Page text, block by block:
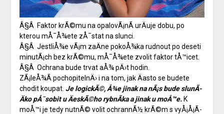
Â§Â Faktor krÃ©mu na opalovÃ¡nÃ­ urÄuje dobu, po
kterou mÅ¯Å¾ete zÅ¯stat na slunci.
Â§Â JestliÅ¾e vÃ¡m zaÄne pokoÅ¾ka rudnout po deseti
minutÃ¡ch bez krÃ©mu, mÅ¯Å¾ete zvolit faktor tÅ™icet.
Â§Â Ochrana bude trvat aÅ¾ pÄ›t hodin.
ZÃ¡leÅ¾Ã­ pochopitelnÄ› i na tom, jak Äasto se budete
chodit koupat. Je logickÃ©, Å¾e jinak na nÃ¡s bude slunÃ­
Äko pÅ¯sobit u ÄeskÃ©ho rybnÃ­ka a jinak u moÅ™e.K
moÅ™i je tedy nutnÃ© volit ochrannÃ½ krÃ©m s vyÅ¡Å¡Ã­